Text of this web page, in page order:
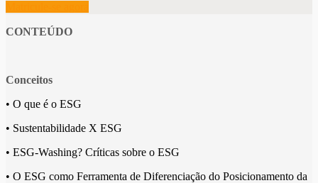
CONTEÚDO
Conceitos
• O que é o ESG
• Sustentabilidade X ESG
• ESG-Washing? Críticas sobre o ESG
• O ESG como Ferramenta de Diferenciação do Posicionamento da